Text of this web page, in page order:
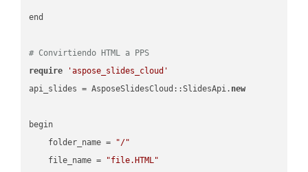
end
# Convirtiendo HTML a PPS
require
'aspose_slides_cloud'
api_slides = AsposeSlidesCloud::SlidesApi. new
begin
    folder_name =
"/"
    file_name =
"file.HTML"